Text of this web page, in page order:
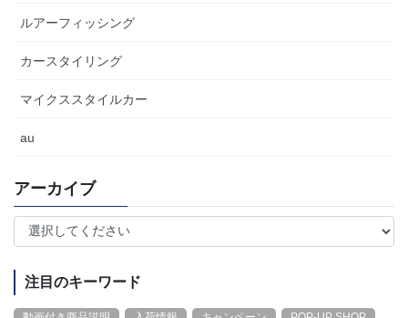
ルアーフィッシング
カースタイリング
マイクススタイルカー
au
アーカイブ
注目のキーワード